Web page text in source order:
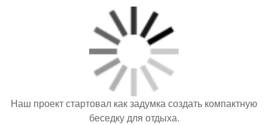
Наш проект стартовал как задумка создать компактную
беседку для отдыха.